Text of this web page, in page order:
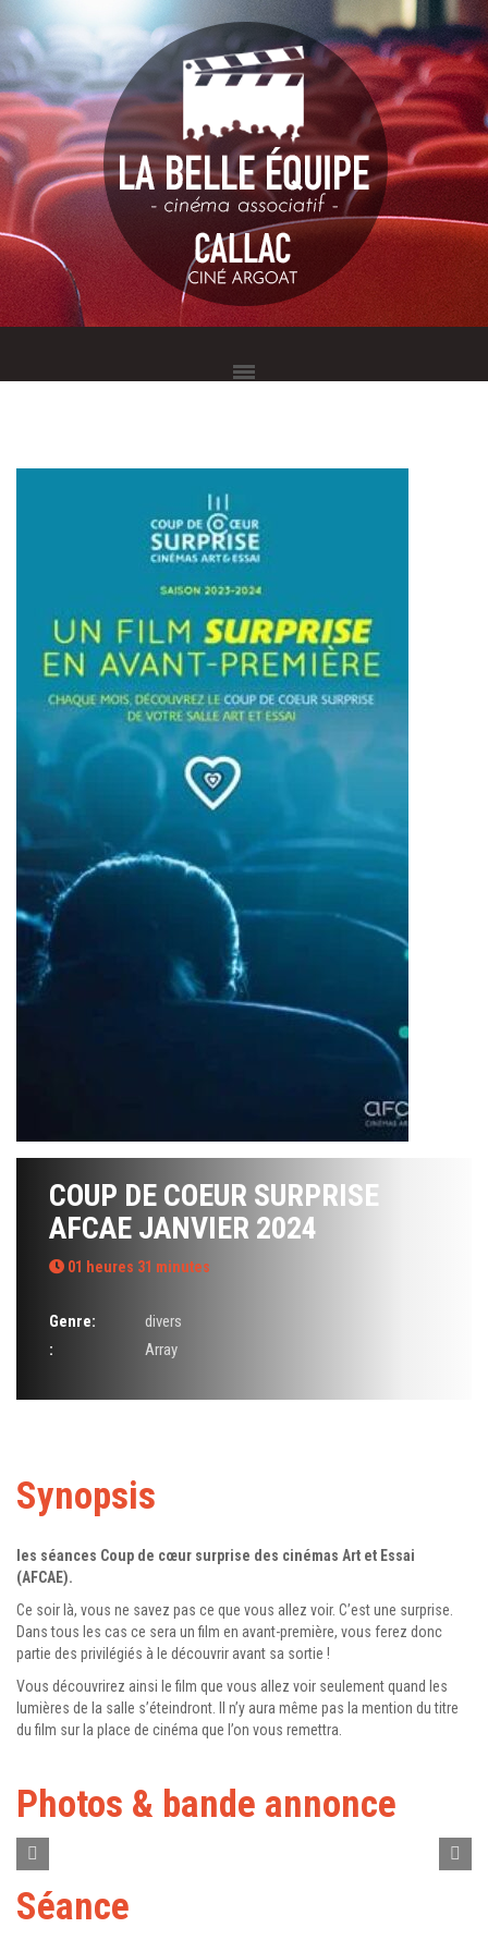
COUP DE COEUR SURPRISE
AFCAE JANVIER 2024
01 heures 31 minutes
Genre:
divers
:
Array
Synopsis
les séances Coup de cœur surprise des cinémas Art et Essai
(AFCAE).
Ce soir là, vous ne savez pas ce que vous allez voir. C’est une surprise.
Dans tous les cas ce sera un film en avant-première, vous ferez donc
partie des privilégiés à le découvrir avant sa sortie !
Vous découvrirez ainsi le film que vous allez voir seulement quand les
lumières de la salle s’éteindront. Il n’y aura même pas la mention du titre
du film sur la place de cinéma que l’on vous remettra.
Photos & bande annonce
Séance